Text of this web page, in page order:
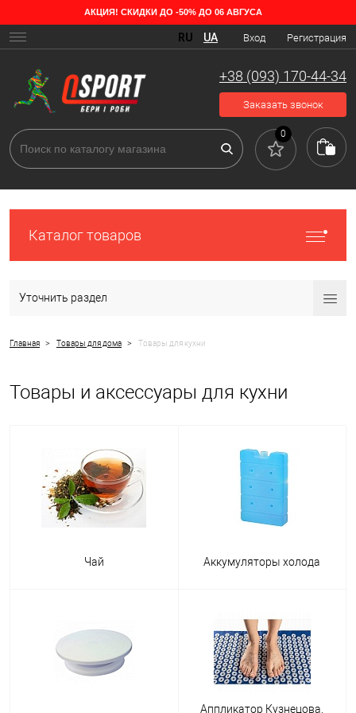
Разновидности кухонных товаров в OSPORT
Специальные предметы, с помощью которых человек готовит пищу
продуктов и ускоряет те или иные процессы. Существуют
аксессуары, которыми люди пользуются регулярно, а есть такие,
которые редко бывают в нашем обиходе.
выдерживающее большое давление. Предмет защитит стол и
скатерть от порезов. Иногда на ней подают блюда, например,
пиццу или овощи-гриль.
Любая по величине ложка с помощью которой можно
Киянка для отбивания мяса имеет зазубрины и эффективно
размягчает мясные волокна. Изготавливают предмет из
дерева или прочного металла.
Всевозможные ножи для различных целей помогут
АКЦИЯ! СКИДКИ ДО -50% ДО 06 АВГУСА
Вход Регистрация
RU UA
+38 (093) 170-44-34
Заказать звонок
0
Каталог товаров
Уточнить раздел
Главная > Товары для дома > Товары для кухни
Товары и аксессуары для кухни
Чай Аккумуляторы холода
Аппликатор Кузнецова,